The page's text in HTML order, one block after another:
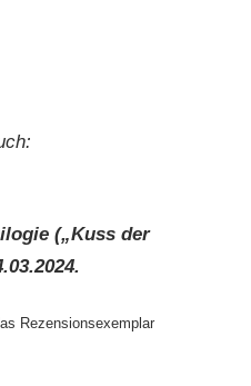
(„Kuss der
Rezensionsexemplar